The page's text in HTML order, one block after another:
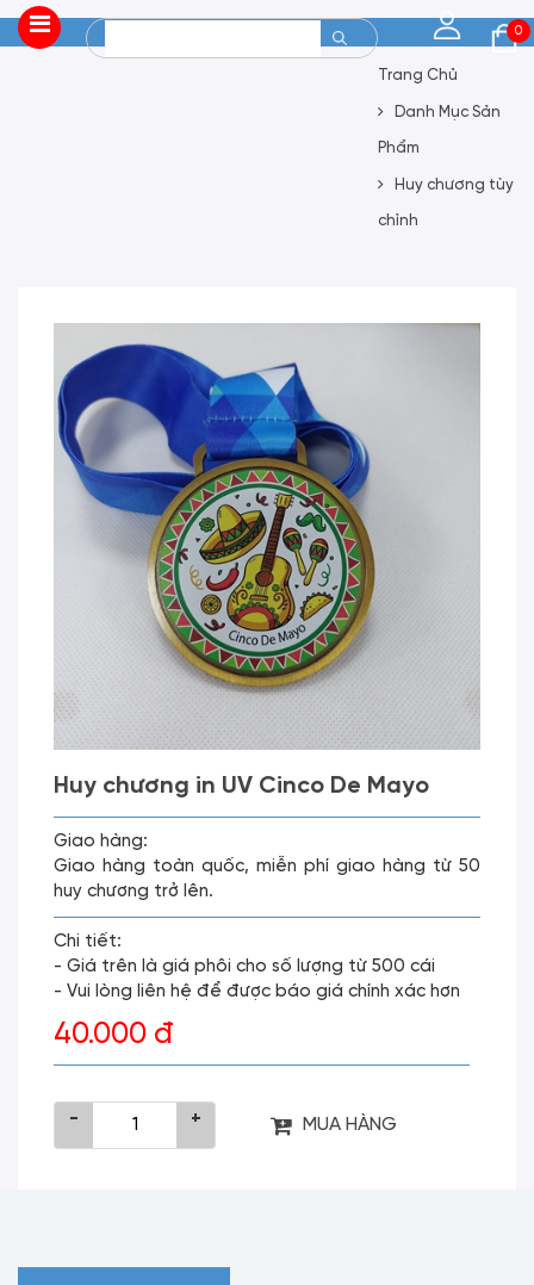
0
Trang Chủ
Danh Mục Sản
Phẩm
Huy chương tùy
chỉnh
Huy chương in UV Cinco De Mayo
Giao hàng:
Giao hàng toàn quốc, miễn phí giao hàng từ 50
huy chương trở lên.
Chi tiết:
- Giá trên là giá phôi cho số lượng từ 500 cái
- Vui lòng liên hệ để được báo giá chính xác hơn
40.000 đ
- + MUA HÀNG